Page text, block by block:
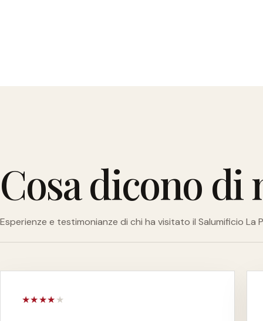
Cosa dicono di
Esperienze e testimonianze di chi ha visitato il Salumificio La
★★★★★